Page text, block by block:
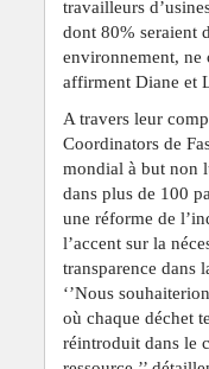
travailleurs
dont 80% seraient
environnement, ne
affirment Diane et
A travers leur
Coordinators de
mondial à but non
dans plus de 100
une réforme de
l’accent sur la
transparence dans
‘’Nous
où chaque déchet
réintroduit dans le